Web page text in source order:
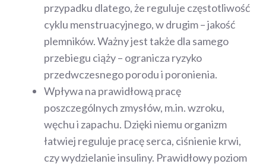
przypadku dlatego, że reguluje częstotliwość
cyklu menstruacyjnego, w drugim – jakość
plemników. Ważny jest także dla samego
przebiegu ciąży – ogranicza ryzyko
przedwczesnego porodu i poronienia.
Wpływa na prawidłową pracę
poszczególnych zmysłów, m.in. wzroku,
węchu i zapachu. Dzięki niemu organizm
łatwiej reguluje pracę serca, ciśnienie krwi,
czy wydzielanie insuliny. Prawidłowy poziom